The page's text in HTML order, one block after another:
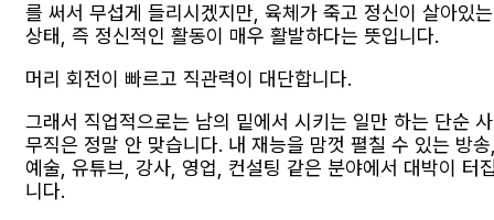
를 써서 무섭게 들리시겠지만, 육체가 죽고 정신이 살아있는
상태, 즉 정신적인 활동이 매우 활발하다는 뜻입니다.
머리 회전이 빠르고 직관력이 대단합니다.
그래서 직업적으로는 남의 밑에서 시키는 일만 하는 단순 사
무직은 정말 안 맞습니다. 내 재능을 맘껏 펼칠 수 있는 방
예술, 유튜브, 강사, 영업, 컨설팅 같은 분야에서 대박이 터
니다.